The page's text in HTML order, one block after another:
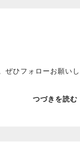
ぜひフォローお願いし
つづきを読む